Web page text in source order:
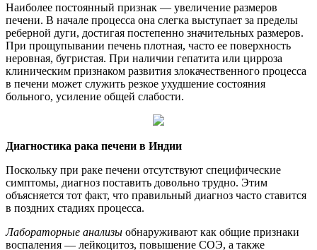
Наиболее постоянный признак — увеличение размеров
печени. В начале процесса она слегка выступает за пределы
реберной дуги, достигая постепенно значительных размеров.
При прощупывании печень плотная, часто ее поверхность
неровная, бугристая. При наличии гепатита или цирроза
клиническим признаком развития злокачественного процесса
в печени может служить резкое ухудшение состояния
больного, усиление общей слабости.
Диагностика рака печени в Индии
Поскольку при раке печени отсутствуют специфические
симптомы, диагноз поставить довольно трудно. Этим
объясняется тот факт, что правильный диагноз часто ставится
в поздних стадиях процесса.
Лабораторные анализы обнаруживают как общие признаки
воспаления — лейкоцитоз, повышение СОЭ, а также